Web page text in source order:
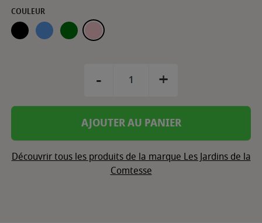
COULEUR
NOIR
BLEU VERT ROSE
- +
AJOUTER AU PANIER
Découvrir tous les produits de la marque Les Jardins de la
Comtesse